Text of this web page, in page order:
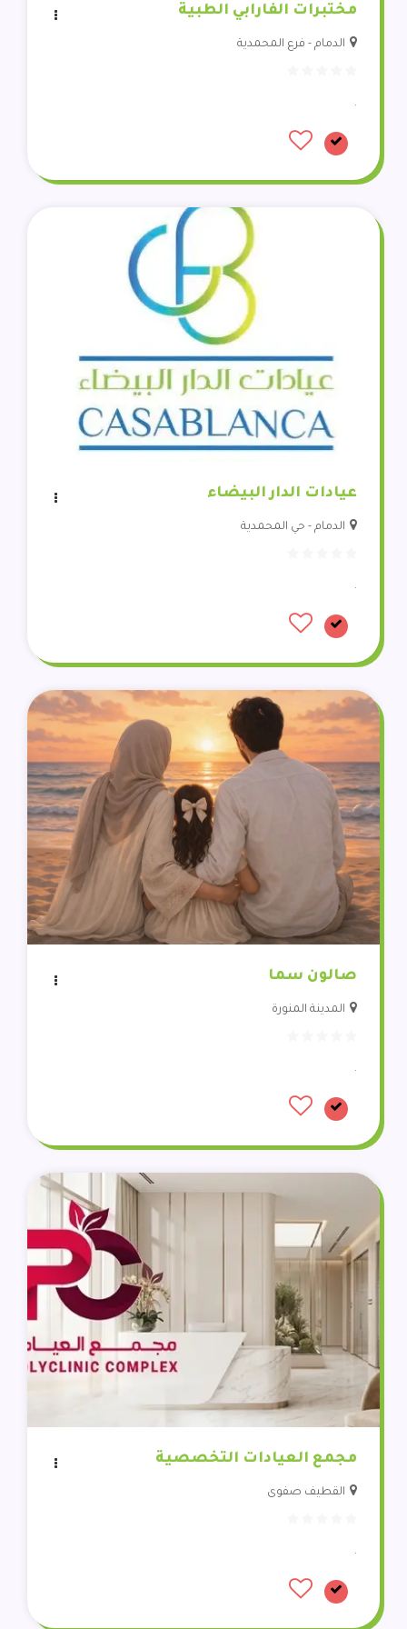
مختبرات الفارابي الطبية
الدمام - فرع المحمدية
.
عيادات الدار البيضاء
الدمام - حي المحمدية
.
صالون سما
المدينة المنورة
.
مجمع العيادات التخصصية
القطيف صفوى
.